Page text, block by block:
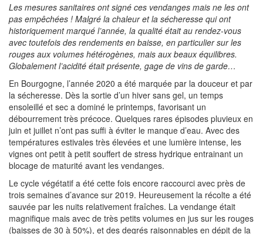
Les mesures sanitaires ont signé ces vendanges mais ne les ont
pas empêchées ! Malgré la chaleur et la sécheresse qui ont
historiquement marqué l’année, la qualité était au rendez-vous
avec toutefois des rendements en baisse, en particulier sur les
rouges aux volumes hétérogènes, mais aux beaux équilibres.
Globalement l’acidité était présente, gage de vins de garde…
En Bourgogne, l’année 2020 a été marquée par la douceur et par
la sécheresse. Dès la sortie d’un hiver sans gel, un temps
ensoleillé et sec a dominé le printemps, favorisant un
débourrement très précoce. Quelques rares épisodes pluvieux en
juin et juillet n’ont pas suffi à éviter le manque d’eau. Avec des
températures estivales très élevées et une lumière intense, les
vignes ont petit à petit souffert de stress hydrique entrainant un
blocage de maturité avant les vendanges.
Le cycle végétatif a été cette fois encore raccourci avec près de
trois semaines d’avance sur 2019. Heureusement la récolte a été
sauvée par les nuits relativement fraîches. La vendange était
magnifique mais avec de très petits volumes en jus sur les rouges
(baisses de 30 à 50%), et des degrés raisonnables en dépit de la